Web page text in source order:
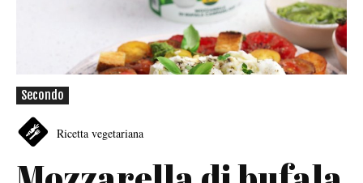
Secondo
Ricetta vegetariana